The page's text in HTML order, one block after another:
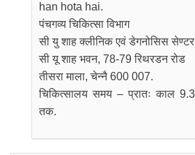
han hota hai.
पंचगव्य चिकित्सा विभाग
सी यु शाह क्लीनिक एवं डेगनोसिस सेण्टर
सी यू शाह भवन, 78-79 रिथरडन रोड
तीसरा माला, चेन्नै 600 007.
चिकित्सालय समय – प्रातः काल
तक.